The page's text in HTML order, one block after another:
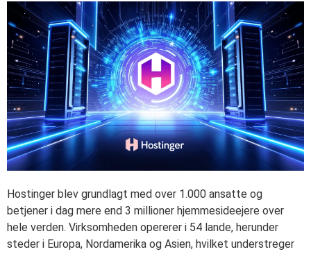
Hostinger blev grundlagt med over 1.000 ansatte og
betjener i dag mere end 3 millioner hjemmesideejere over
hele verden. Virksomheden opererer i 54 lande, herunder
steder i Europa, Nordamerika og Asien, hvilket understreger